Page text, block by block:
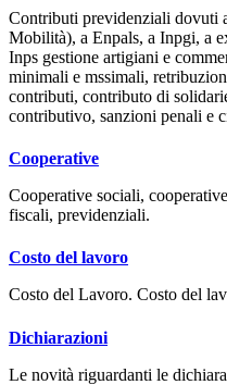
Contributi previdenziali dovuti
Mobilità), a Enpals, a Inpgi, a
Inps gestione artigiani e
minimali e mssimali,
contributi, contributo di
contributivo, sanzioni penali e
Cooperative
Cooperative sociali,
fiscali, previdenziali.
Costo del lavoro
Costo del Lavoro. Costo del
Dichiarazioni
Le novità riguardanti le